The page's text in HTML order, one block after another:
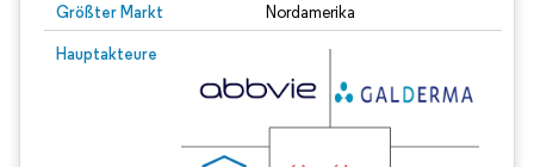
Größter Markt Nordamerika
Hauptakteure
Bild © Mordor Intelligence. Wiederverwendung erfordert Namensnennung